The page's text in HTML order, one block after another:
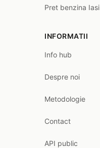
Pret benzina Iasi
INFORMATII
Info hub
Despre noi
Metodologie
Contact
API public